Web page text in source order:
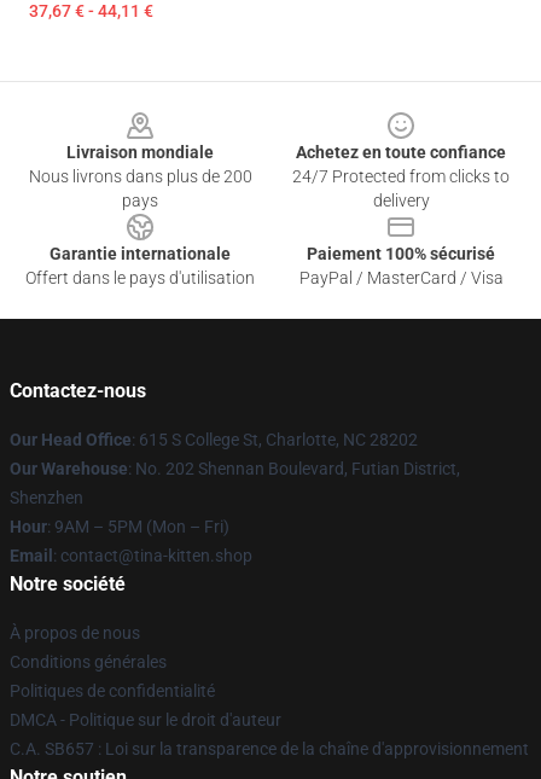
37,67 € - 44,11 €
Livraison mondiale
Nous livrons dans plus de 200
pays
Achetez en toute confiance
24/7 Protected from clicks to
delivery
Garantie internationale
Offert dans le pays d'utilisation
Paiement 100% sécurisé
PayPal / MasterCard / Visa
Contactez-nous
Our Head Office: 615 S College St, Charlotte, NC 28202
Our Warehouse: No. 202 Shennan Boulevard, Futian District,
Shenzhen
Hour: 9AM – 5PM (Mon – Fri)
Email : contact@tina-kitten.shop
Notre société
À propos de nous
Conditions générales
Politiques de confidentialité
DMCA - Politique sur le droit d'auteur
C.A. SB657 : Loi sur la transparence de la chaîne d'approvisionnement